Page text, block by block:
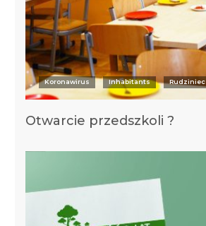
Koronawirus Inhabitants Rudziniec
Otwarcie przedszkoli ?